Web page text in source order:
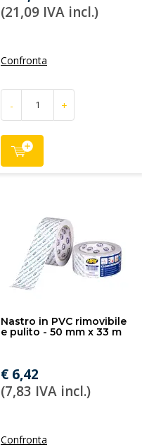
(21,09 IVA incl.)
Confronta
- +
Nastro in PVC rimovibile
e pulito - 50 mm x 33 m
€ 6,42
(7,83 IVA incl.)
Confronta